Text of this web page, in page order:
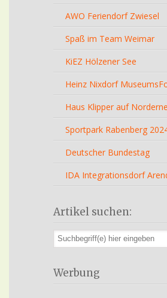
AWO Feriendorf Zwiesel
Spaß im Team Weimar
KiEZ Hölzener See
Heinz Nixdorf
Haus Klipper auf
Sportpark Rabenberg
Deutscher Bundestag
IDA Integrationsdorf
Artikel suchen:
Werbung